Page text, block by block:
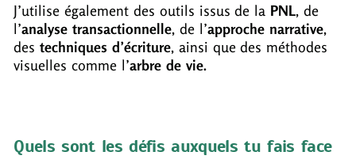
J’utilise également des outils issus de la PNL, de
l’analyse transactionnelle, de l’approche narrative,
des techniques d’écriture, ainsi que des méthodes
visuelles comme l’arbre de vie.
Quels sont les défis auxquels tu fais face